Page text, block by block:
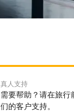
真人支持
需要帮助？请在旅行
们的客户支持。